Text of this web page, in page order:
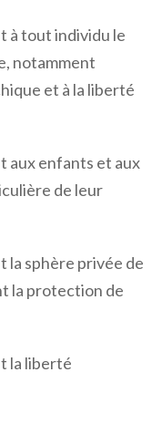
à tout individu le
notamment
et à la liberté
aux enfants et aux
de leur
la sphère privée de
la protection de
la liberté